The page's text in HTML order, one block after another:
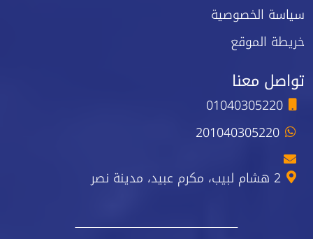
سياسة الخصوصية
خريطة الموقع
تواصل معنا
01040305220
201040305220
2 هشام لبيب، مكرم عبيد، مدينة نصر